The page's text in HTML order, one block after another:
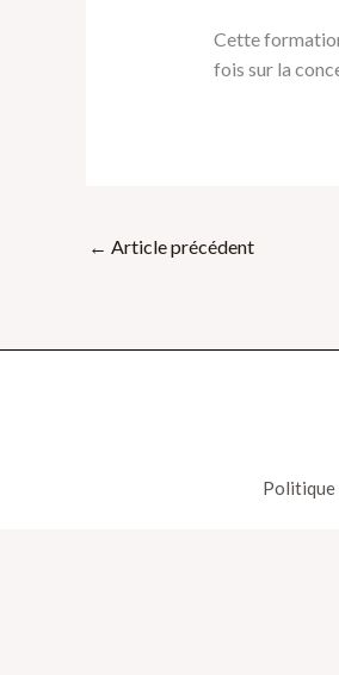
Cette
fois sur la
← Article précédent
Politique